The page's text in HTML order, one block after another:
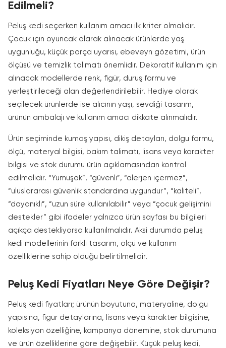
Edilmeli?
Peluş kedi seçerken kullanım amacı ilk kriter olmalıdır.
Çocuk için oyuncak olarak alınacak ürünlerde yaş
uygunluğu, küçük parça uyarısı, ebeveyn gözetimi, ürün
ölçüsü ve temizlik talimatı önemlidir. Dekoratif kullanım için
alınacak modellerde renk, figür, duruş formu ve
yerleştirileceği alan değerlendirilebilir. Hediye olarak
seçilecek ürünlerde ise alıcının yaşı, sevdiği tasarım,
ürünün ambalajı ve kullanım amacı dikkate alınmalıdır.
Ürün seçiminde kumaş yapısı, dikiş detayları, dolgu formu,
ölçü, materyal bilgisi, bakım talimatı, lisans veya karakter
bilgisi ve stok durumu ürün açıklamasından kontrol
edilmelidir. “Yumuşak”, “güvenli”, “alerjen içermez”,
“uluslararası güvenlik standardına uygundur”, “kaliteli”,
“dayanıklı”, “uzun süre kullanılabilir” veya “çocuk gelişimini
destekler” gibi ifadeler yalnızca ürün sayfası bu bilgileri
açıkça destekliyorsa kullanılmalıdır. Aksi durumda peluş
kedi modellerinin farklı tasarım, ölçü ve kullanım
özelliklerine sahip olduğu belirtilmelidir.
Peluş Kedi Fiyatları Neye Göre Değişir?
Peluş kedi fiyatları; ürünün boyutuna, materyaline, dolgu
yapısına, figür detaylarına, lisans veya karakter bilgisine,
koleksiyon özelliğine, kampanya dönemine, stok durumuna
ve ürün özelliklerine göre değişebilir. Küçük peluş kedi,